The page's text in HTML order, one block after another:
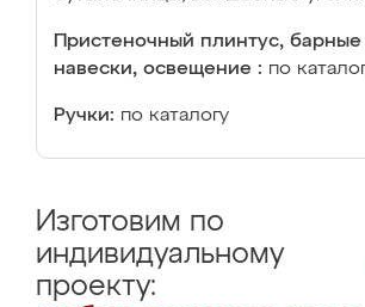
Пристеночный плинтус, барные
навески, освещение : по
Ручки: по каталогу
Изготовим по
индивидуальному
проекту: